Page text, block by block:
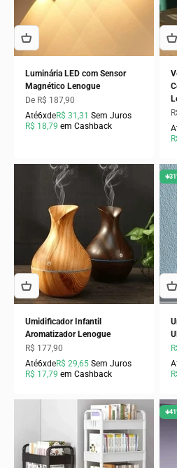
Luminária LED com Sensor
Magnético Lenogue
Preço promocional
De R$ 187,90
Até6xdeR$ 31,31 Sem Juros
R$ 18,79 em Cashback
Umidificador Infantil
Aromatizador Lenogue
Preço promocional
R$ 177,90
Até6xdeR$ 29,65 Sem Juros
R$ 17,79 em Cashback